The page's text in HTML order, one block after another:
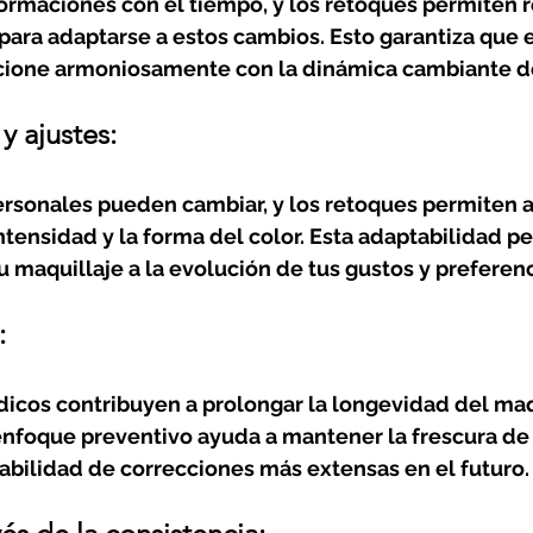
adaptarse a estos cambios. Esto garantiza
armoniosamente con la dinámica cambiante
ajustes:
pueden cambiar, y los retoques permiten
y la forma del color. Esta adaptabilidad
maquillaje a la evolución de tus gustos y
contribuyen a prolongar la longevidad del
preventivo ayuda a mantener la frescura
de correcciones más extensas en el